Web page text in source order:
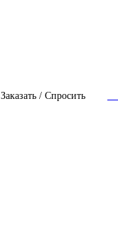
Заказать / Спросить